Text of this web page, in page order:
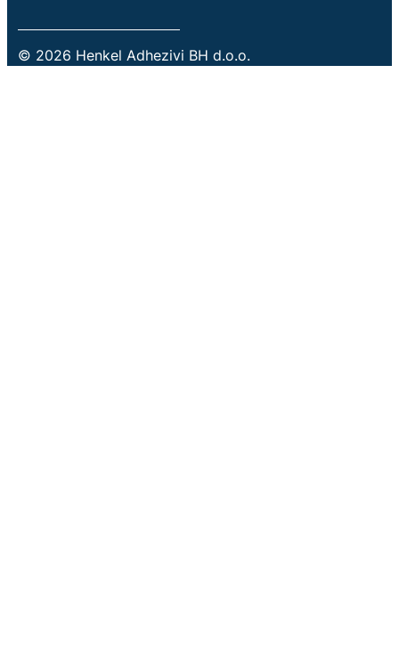
© 2026 Henkel Adhezivi BH d.o.o.